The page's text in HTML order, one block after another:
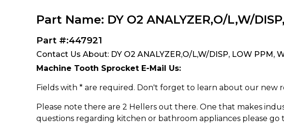
Part Name: DY O2 ANALYZER,O/L,W/
Part #:447921
Contact Us About: DY O2 ANALYZER,O/L,W/DISP, LOW PPM,
Machine Tooth Sprocket E-Mail Us:
Fields with * are required. Don't forget to learn about our new
Please note there are 2 Hellers out there. One that makes
questions regarding kitchen or bathroom appliances please